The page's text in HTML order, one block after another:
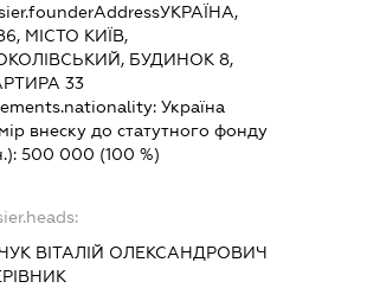
УКРАЇНА,
МІСТО КИЇВ,
БУДИНОК 8,
33
Україна
внеску до статутного фонду
500 000 (100 %)
ВІТАЛІЙ ОЛЕКСАНДРОВИЧ